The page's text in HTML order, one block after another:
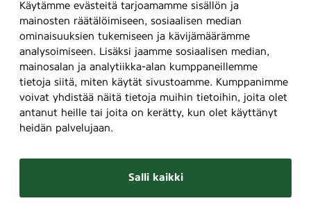
Käytämme evästeitä tarjoamamme sisällön ja
mainosten räätälöimiseen, sosiaalisen median
ominaisuuksien tukemiseen ja kävijämäärämme
analysoimiseen. Lisäksi jaamme sosiaalisen median,
mainosalan ja analytiikka-alan kumppaneillemme
tietoja siitä, miten käytät sivustoamme. Kumppanimme
voivat yhdistää näitä tietoja muihin tietoihin, joita olet
antanut heille tai joita on kerätty, kun olet käyttänyt
heidän palvelujaan.
Salli kaikki